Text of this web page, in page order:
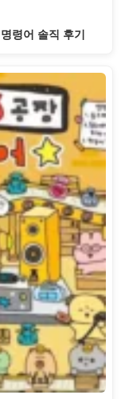
령어 솔직 후기